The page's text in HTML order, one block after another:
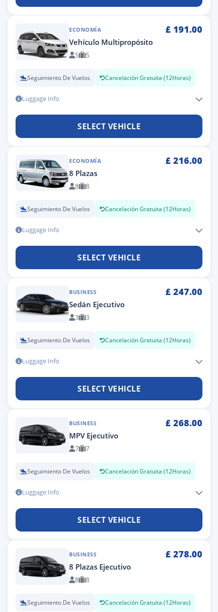
ECONOMÍA £ 191.00
Vehículo Multipropósito
5 5
Seguimiento De Vuelos Cancelación Gratuita (12Horas)
Luggage Info
SELECT VEHICLE
ECONOMÍA £ 216.00
8 Plazas
8 8
Seguimiento De Vuelos Cancelación Gratuita (12Horas)
Luggage Info
SELECT VEHICLE
BUSINESS £ 247.00
Sedán Ejecutivo
3 3
Seguimiento De Vuelos Cancelación Gratuita (12Horas)
Luggage Info
SELECT VEHICLE
BUSINESS £ 268.00
MPV Ejecutivo
7 7
Seguimiento De Vuelos Cancelación Gratuita (12Horas)
Luggage Info
SELECT VEHICLE
BUSINESS £ 278.00
8 Plazas Ejecutivo
8 8
Seguimiento De Vuelos Cancelación Gratuita (12Horas)